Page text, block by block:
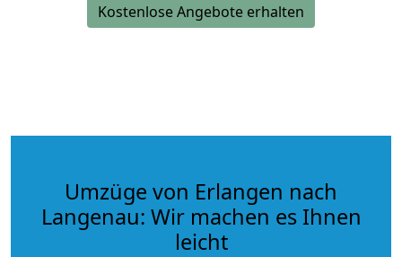
Kostenlose Angebote erhalten
Umzüge von Erlangen nach
Langenau: Wir machen es Ihnen
leicht